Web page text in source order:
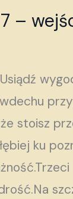
–
stoisz
ku